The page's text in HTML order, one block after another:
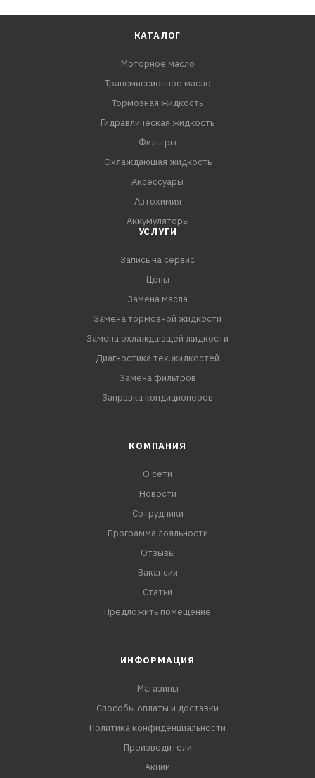
КАТАЛОГ
Моторное масло
Трансмиссионное масло
Тормозная жидкость
Гидравлическая жидкость
Фильтры
Охлаждающая жидкость
Аксессуары
Автохимия
Аккумуляторы
УСЛУГИ
Запись на сервис
Цены
Замена масла
Замена тормозной жидкости
Замена охлаждающей жидкости
Диагностика тех.жидкостей
Замена фильтров
Заправка кондиционеров
КОМПАНИЯ
О сети
Новости
Сотрудники
Программа лояльности
Отзывы
Вакансии
Статьи
Предложить помещение
ИНФОРМАЦИЯ
Магазины
Способы оплаты и доставки
Политика конфиденциальности
Производители
Акции